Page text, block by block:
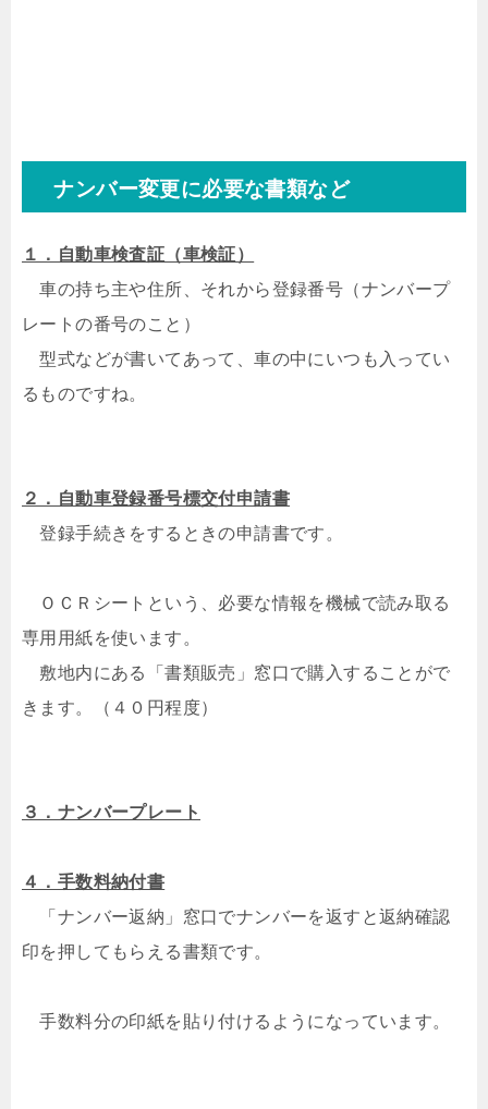
ナンバー変更に必要な書類など
１．自動車検査証（車検証）
車の持ち主や住所、それから登録番号（ナンバープ
レートの番号のこと）
型式などが書いてあって、車の中にいつも入ってい
るものですね。
２．自動車登録番号標交付申請書
登録手続きをするときの申請書です。
ＯＣＲシートという、必要な情報を機械で読み取る
専用用紙を使います。
敷地内にある「書類販売」窓口で購入することがで
きます。（４０円程度）
３．ナンバープレート
４．手数料納付書
「ナンバー返納」窓口でナンバーを返すと返納確認
印を押してもらえる書類です。
手数料分の印紙を貼り付けるようになっています。